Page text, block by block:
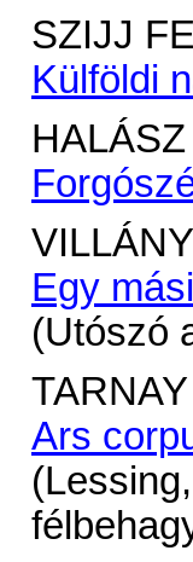
SZIJJ
Külföldi
Egy
(Utószó
Ars